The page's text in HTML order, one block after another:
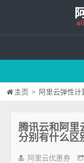
主页 > 阿里云弹性计
腾讯云和阿里
分别有什么区
阿里云优惠券